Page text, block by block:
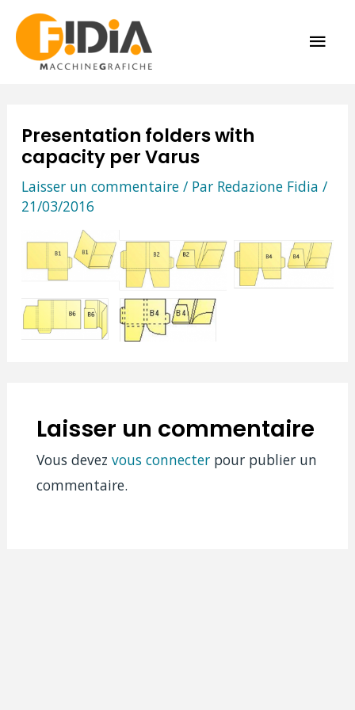
Aller
contenu
Presentation folders with
capacity per Varus
Laisser un commentaire / Par Redazione Fidia /
21/03/2016
Laisser un commentaire
Vous devezvous connecter pour publier un
commentaire.